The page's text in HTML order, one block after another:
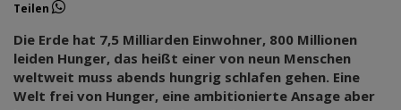
Teilen
Die Erde hat 7,5 Milliarden Einwohner, 800 Millionen
leiden Hunger, das heißt einer von neun Menschen
weltweit muss abends hungrig schlafen gehen. Eine
Welt frei von Hunger, eine ambitionierte Ansage aber